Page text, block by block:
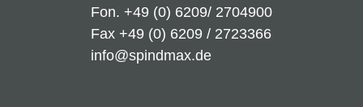
Fon. +49 (0) 6209/ 2704900
Fax +49 (0) 6209 / 2723366
info@spindmax.de